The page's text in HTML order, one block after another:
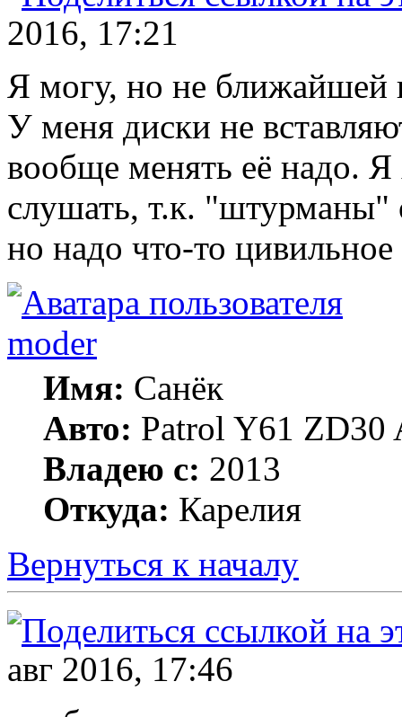
2016, 17:21
Я могу, но не ближайшей
У меня диски не
вообще менять её надо. Я
слушать, т.к. "штурманы"
но надо что-то цивильное
moder
Имя: Санёк
Авто: Patrol Y61 ZD30
Владею с: 2013
Откуда: Карелия
Вернуться к началу
авг 2016, 17:46